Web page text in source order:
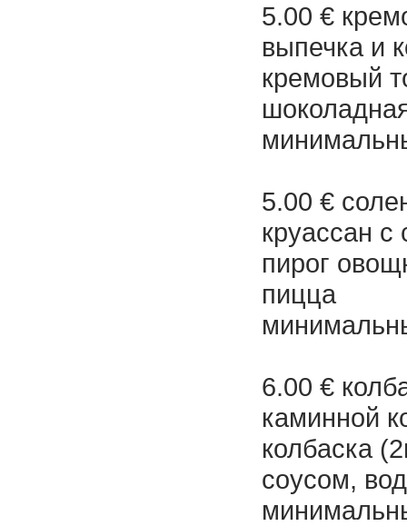
5.00 €
выпечка и
кремовый
5.00 €
круассан с
пирог
пицца
6.00 €
каминной
колбаска
соусом,